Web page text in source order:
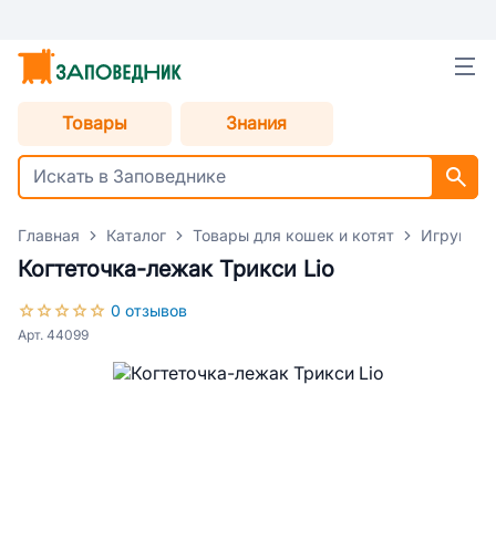
Товары Знания
Главная Каталог Товары для кошек и котят Игрушки
Когтеточка-лежак Трикси Lio
0 отзывов
Арт. 44099